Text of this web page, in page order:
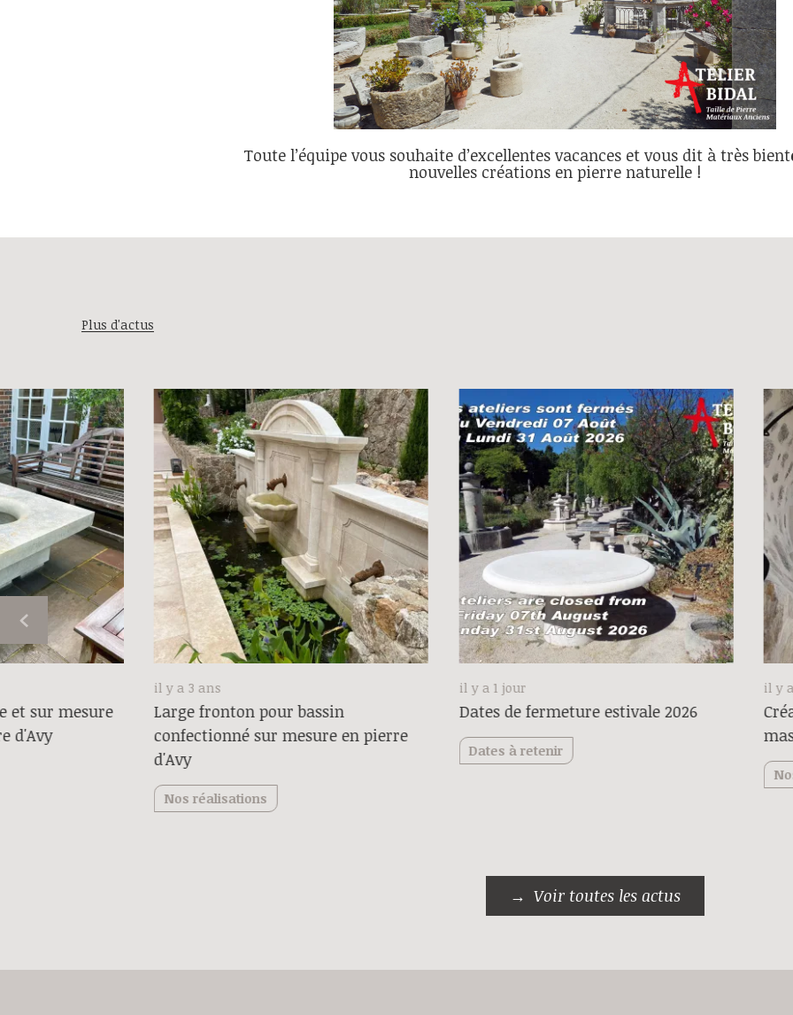
Toute l’équipe vous souhaite d’excellentes vacances et vous dit à très
nouvelles créations en pierre naturelle !
Plus d'actus
il y a 1 jour
Dates de fermeture estivale 2026
Dates à retenir
il y
et sur mesure
d'Avy
il y a 3 ans
Large fronton pour bassin
confectionné sur mesure en pierre
d'Avy
Nos réalisations
Voir toutes les actus